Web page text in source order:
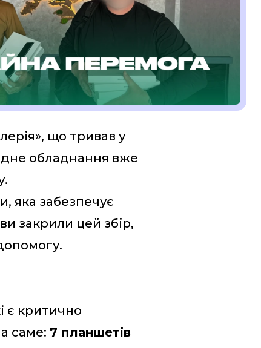
що тривав у
обладнання вже
яка забезпечує
закрили цей збір,
є критично
саме: 7 планшетів